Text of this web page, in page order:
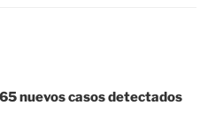
nuevos casos detectados